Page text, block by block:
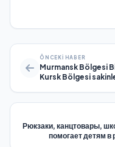
ÖNCEKI HABER
Murmansk Bölgesi
Kursk Bölgesi
Рюкзаки, канцтовары,
помогает детям в